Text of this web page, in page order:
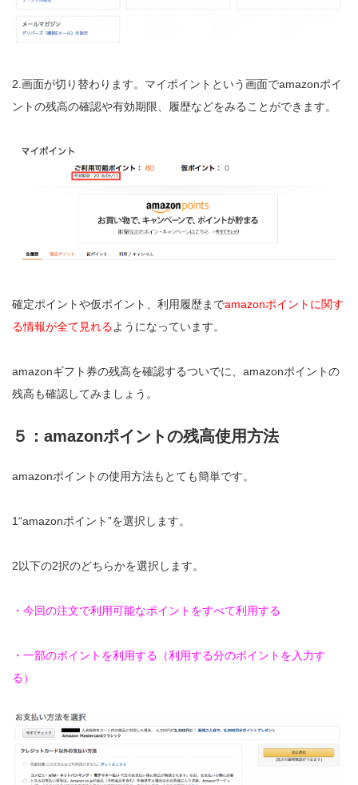
2.画面が切り替わります。マイポイントという画面でamazonポイ
ントの残高の確認や有効期限、履歴などをみることができます。
確定ポイントや仮ポイント、利用履歴までamazonポイントに関す
る情報が全て見れるようになっています。
amazonギフト券の残高を確認するついでに、amazonポイントの
残高も確認してみましょう。
５：amazonポイントの残高使用方法
amazonポイントの使用方法もとても簡単です。
1“amazonポイント”を選択します。
2以下の2択のどちらかを選択します。
・今回の注文で利用可能なポイントをすべて利用する
・一部のポイントを利用する（利用する分のポイントを入力す
る）